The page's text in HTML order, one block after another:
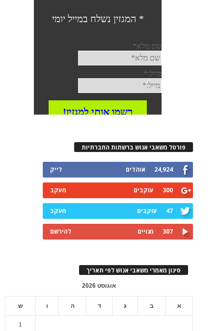
פורטל משאבי אנוש ברשתות החברתיות
24,924 אוהדים לייק
300 עוקבים מעקב
47 עוקבים מעקב
307 מנויים להירשם
סינון מאמרי משאבי אנוש לפי תאריך
אוגוסט 2026
א ב ג ד ה ו ש
1